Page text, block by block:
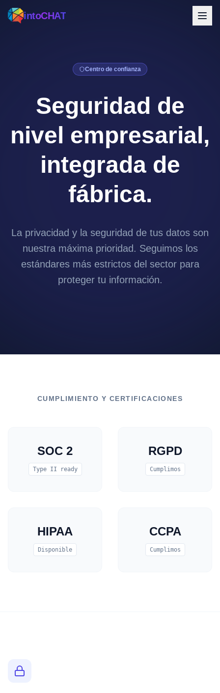
intoCHAT
Centro de confianza
Seguridad de
nivel empresarial,
integrada de
fábrica.
La privacidad y la seguridad de tus datos son
nuestra máxima prioridad. Seguimos los
estándares más estrictos del sector para
proteger tu información.
CUMPLIMIENTO Y CERTIFICACIONES
SOC 2
Type II ready
RGPD
Cumplimos
HIPAA
Disponible
CCPA
Cumplimos